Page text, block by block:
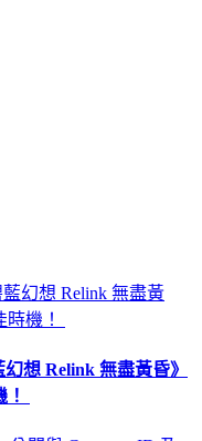
想 Relink 無盡黃昏》
！